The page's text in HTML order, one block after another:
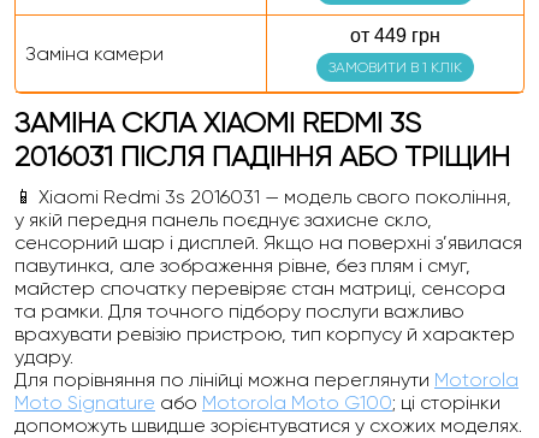
Заміна камери
от 449 грн
ЗАМОВИТИ В 1 КЛІК
ЗАМІНА СКЛА XIAOMI REDMI 3S
2016031 ПІСЛЯ ПАДІННЯ АБО ТРІЩИН
📱 Xiaomi Redmi 3s 2016031 — модель свого покоління,
у якій передня панель поєднує захисне скло,
сенсорний шар і дисплей. Якщо на поверхні з’явилася
павутинка, але зображення рівне, без плям і смуг,
майстер спочатку перевіряє стан матриці, сенсора
та рамки. Для точного підбору послуги важливо
врахувати ревізію пристрою, тип корпусу й характер
удару.
Для порівняння по лінійці можна переглянути Motorola
Moto Signature або Motorola Moto G100; ці сторінки
допоможуть швидше зорієнтуватися у схожих моделях.